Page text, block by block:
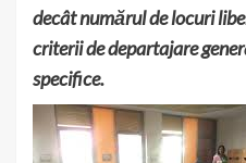
decât numărul de locuri
criterii de departajare
specifice.